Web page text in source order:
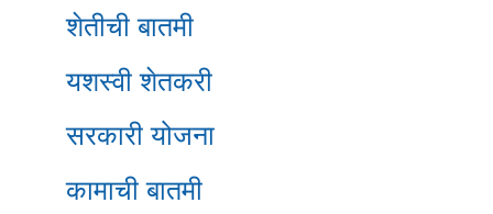
शेतीची बातमी
यशस्वी शेतकरी
सरकारी योजना
कामाची बातमी